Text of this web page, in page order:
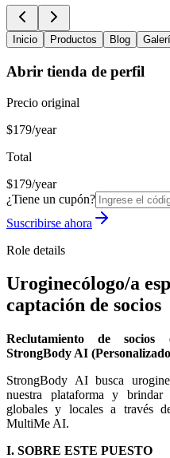
Inicio Productos Blog
Abrir tienda de perfil
Precio original
$179/year
Total
$179/year
¿Tiene un cupón?
Suscribirse ahora
Role details
Uroginecólogo/a
captación de socios
Reclutamiento de socios
StrongBody AI
StrongBody AI busca
nuestra plataforma y brindar
globales y locales a través
MultiMe AI.
I. SOBRE ESTE PUESTO